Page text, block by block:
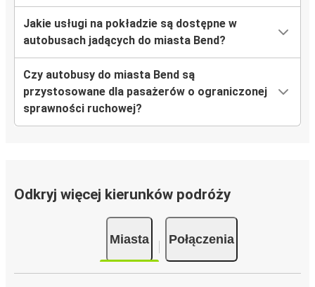
Jakie usługi na pokładzie są dostępne w
autobusach jadących do miasta Bend?
Czy autobusy do miasta Bend są
przystosowane dla pasażerów o ograniczonej
sprawności ruchowej?
Odkryj więcej kierunków podróży
Miasta Połączenia